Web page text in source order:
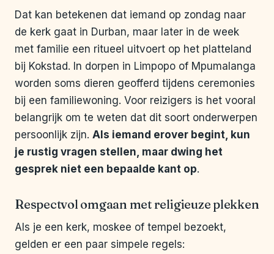
Dat kan betekenen dat iemand op zondag naar
de kerk gaat in Durban, maar later in de week
met familie een ritueel uitvoert op het platteland
bij Kokstad. In dorpen in Limpopo of Mpumalanga
worden soms dieren geofferd tijdens ceremonies
bij een familiewoning. Voor reizigers is het vooral
belangrijk om te weten dat dit soort onderwerpen
persoonlijk zijn. Als iemand erover begint, kun
je rustig vragen stellen, maar dwing het
gesprek niet een bepaalde kant op.
Respectvol omgaan met religieuze plekken
Als je een kerk, moskee of tempel bezoekt,
gelden er een paar simpele regels: